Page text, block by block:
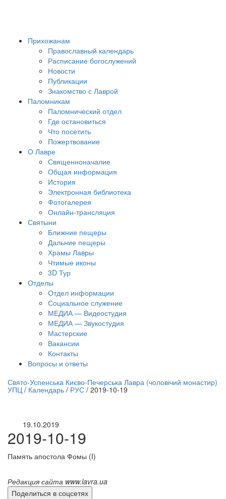
Прихожанам
Православный календарь
Расписание богослужений
Новости
Публикации
Знакомство с Лаврой
Паломникам
Паломнический отдел
Где остановиться
Что посетить
Пожертвование
О Лавре
Священноначалие
Общая информация
История
Электронная библиотека
Фотогалерея
Онлайн-трансляция
Святыни
Ближние пещеры
Дальние пещеры
Храмы Лавры
Чтимые иконы
3D Тур
Отделы
Отдел информации
Социальное служение
МЕДИА — Видеостудия
МЕДИА — Звукостудия
Мастерские
Вакансии
Контакты
Вопросы и ответы
трансляция | 12 сентября
Свято-Успенська Києво-Печерська Лавра (чоловічий монастир)
УПЦ / Календарь / РУС / 2019-10-19
19.10.2019
2019-10-19
Память апостола Фомы (I)
Редакция сайта www.lavra.ua
Поделиться в соцсетях